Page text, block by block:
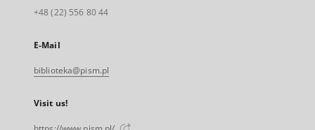
+48 (22) 556 80 44
E-Mail
biblioteka@pism.pl
Visit us!